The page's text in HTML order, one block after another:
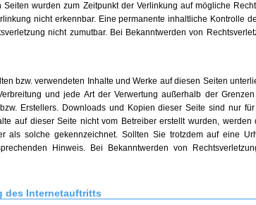
wurden zum Zeitpunkt der Verlinkung auf mögliche
nicht erkennbar. Eine permanente inhaltliche Kontrolle
nicht zumutbar. Bei Bekanntwerden von
bzw. verwendeten Inhalte und Werke auf diesen Seiten
und jede Art der Verwertung außerhalb der
Erstellers. Downloads und Kopien dieser Seite sind nur
auf dieser Seite nicht vom Betreiber erstellt wurden, werden
als solche gekennzeichnet. Sollten Sie trotzdem auf eine
Hinweis. Bei Bekanntwerden von
des Internetauftritts